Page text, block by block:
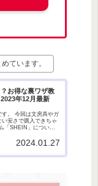
ています。
お得な裏ワザ教
年12月最新
す。 今回は文房具やガ
安さで購入できちゃ
「SHEIN」について
た商品のレビューなど
た。まだS
2024.01.27